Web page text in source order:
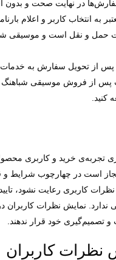
در نهایت صحت و
انتخاب کاربر و اعلام
حمل و نقل است و موسیقی
حمل و نقل باید در عرض 24 ساعت
پس از فروش موسیقی شباهنگ
کنید.
تجربه‌ی خرید و کاربری
است در چهارچوب شرایط و
کاربری رعایت نشود،
نمایش نظرات کاربران
تصمیم‌گیری خود قرار ندهند.
نظرات کاربران